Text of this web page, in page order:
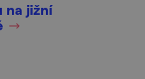
na jižní